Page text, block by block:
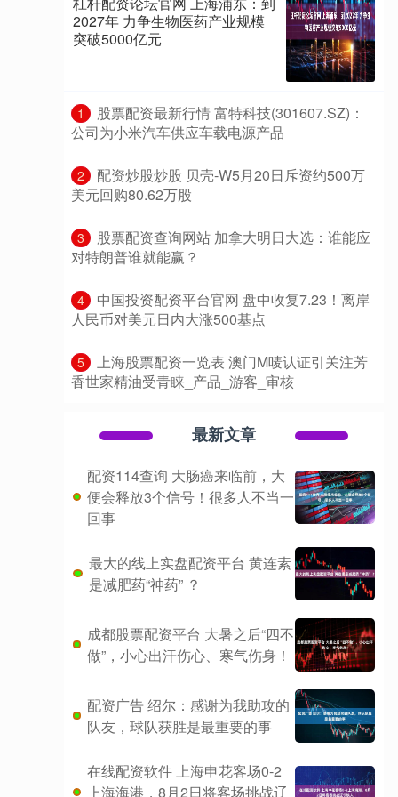
2027年 力争生物医药产业规模
突破5000亿元
1
​股票配资最新行情 富特科技(301607.SZ)：
公司为小米汽车供应车载电源产品
2
​配资炒股炒股 贝壳-W5月20日斥资约500万
美元回购80.62万股
3
​股票配资查询网站 加拿大明日大选：谁能应
对特朗普谁就能赢？
4
​中国投资配资平台官网 盘中收复7.23！离岸
人民币对美元日内大涨500基点
5
​上海股票配资一览表 澳门M唛认证引关注芳
香世家精油受青睐_产品_游客_审核
最新文章
配资114查询 大肠癌来临前，大
便会释放3个信号！很多人不当一
回事
最大的线上实盘配资平台 黄连素
是减肥药“神药” ？
成都股票配资平台 大暑之后“四不
做”，小心出汗伤心、寒气伤身！
配资广告 绍尔：感谢为我助攻的
队友，球队获胜是最重要的事
在线配资软件 上海申花客场0-2
上海海港，8月2日将客场挑战辽